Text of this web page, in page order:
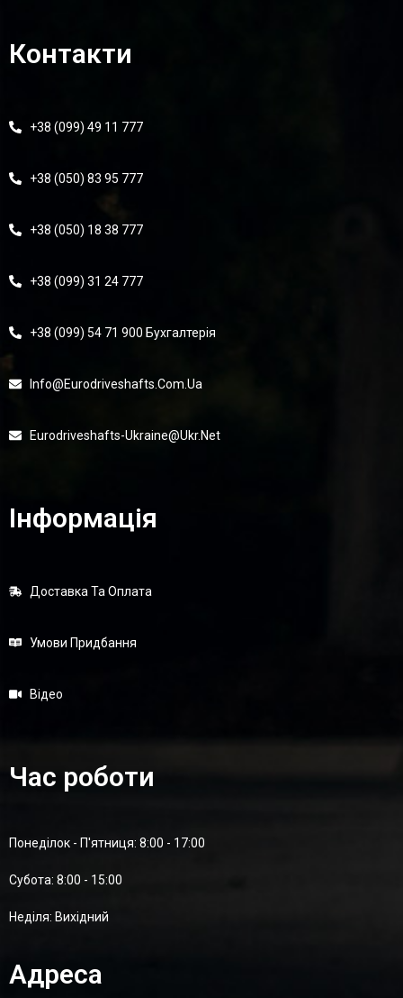
Контакти
+38 (099) 49 11 777
+38 (050) 83 95 777
+38 (050) 18 38 777
+38 (099) 31 24 777
+38 (099) 54 71 900 Бухгалтерія
Info@eurodriveshafts.com.ua
Eurodriveshafts-Ukraine@ukr.net
Інформація
Доставка Та Оплата
Умови Придбання
Відео
Час роботи
Понеділок - П'ятниця: 8:00 - 17:00
Суботa: 8:00 - 15:00
Неділя: Вихідний
Адреса